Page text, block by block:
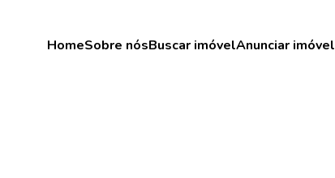
HomeSobre nósBuscar imóvelAnunciar imóvel